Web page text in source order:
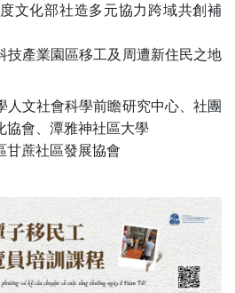
文化部社造多元協力跨域共創補
技產業園區移工及周遭新住民之地
人文社會科學前瞻研究中心、社團
協會、潭雅神社區大學
甘蔗社區發展協會